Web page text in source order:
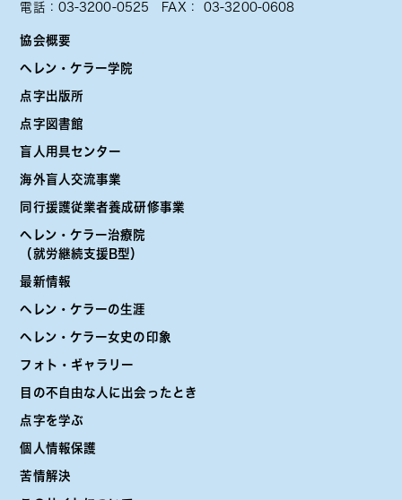
電話： 03-3200-0525 FAX： 03-3200-0608
協会概要
ヘレン・ケラー学院
点字出版所
点字図書館
盲人用具センター
海外盲人交流事業
同行援護従業者養成研修事業
ヘレン・ケラー治療院
（就労継続支援B型）
最新情報
ヘレン・ケラーの生涯
ヘレン・ケラー女史の印象
フォト・ギャラリー
目の不自由な人に出会ったとき
点字を学ぶ
個人情報保護
苦情解決